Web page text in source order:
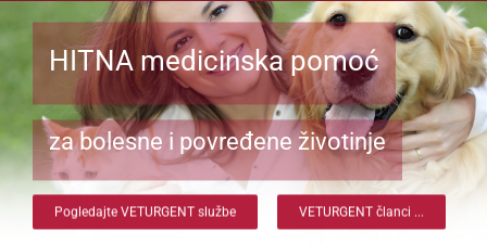
HITNA medicinska pomoć
za bolesne i povređene životinje
Pogledajte VETURGENT službe VETURGENT članci ...